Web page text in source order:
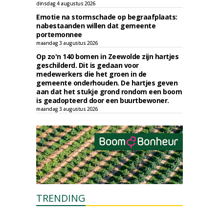
dinsdag 4 augustus 2026
Emotie na stormschade op begraafplaats:
nabestaanden willen dat gemeente
portemonnee
maandag 3 augustus 2026
Op zo'n 140 bomen in Zeewolde zijn hartjes
geschilderd. Dit is gedaan voor
medewerkers die het groen in de
gemeente onderhouden. De hartjes geven
aan dat het stukje grond rondom een boom
is geadopteerd door een buurtbewoner.
maandag 3 augustus 2026
TRENDING